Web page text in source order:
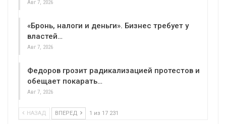
Авг 7, 2026
«Бронь, налоги и деньги». Бизнес требует у
властей…
Авг 7, 2026
Федоров грозит радикализацией протестов и
обещает покарать…
Авг 7, 2026
НАЗАД ВПЕРЕД 1 из 17 231